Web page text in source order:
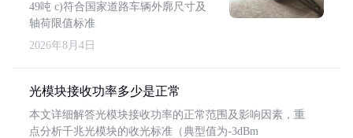
49吨 c)符合国家道路车辆外廓尺寸及
轴荷限值标准
2026年8月4日
光模块接收功率多少是正常
本文详细解答光模块接收功率的正常范围及影响因素，重
点分析千兆光模块的收光标准（典型值为-3dBm